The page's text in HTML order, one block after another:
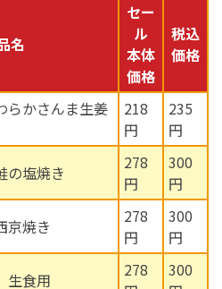
名
セー
ル
本体
価格
税込
価格
かさんま生姜
218
円
235
円
塩焼き
278
円
300
円
京焼き
278
円
300
円
生食用
278
300